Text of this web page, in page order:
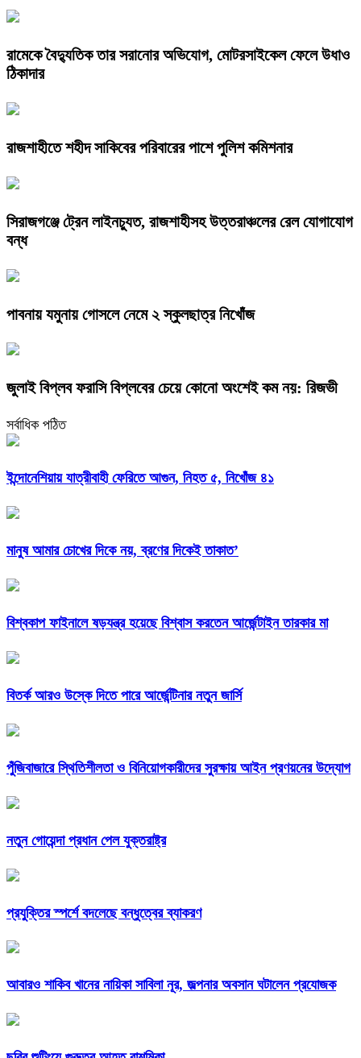
রামেকে বৈদ্যুতিক তার সরানোর অভিযোগ, মোটরসাইকেল ফেলে উধাও
ঠিকাদার
রাজশাহীতে শহীদ সাকিবের পরিবারের পাশে পুলিশ কমিশনার
সিরাজগঞ্জে ট্রেন লাইনচ্যুত, রাজশাহীসহ উত্তরাঞ্চলের রেল যোগাযোগ
বন্ধ
পাবনায় যমুনায় গোসলে নেমে ২ স্কুলছাত্র নিখোঁজ
জুলাই বিপ্লব ফরাসি বিপ্লবের চেয়ে কোনো অংশেই কম নয়: রিজভী
সর্বাধিক পঠিত
ইন্দোনেশিয়ায় যাত্রীবাহী ফেরিতে আগুন, নিহত ৫, নিখোঁজ ৪১
মানুষ আমার চোখের দিকে নয়, ব্রণের দিকেই তাকাত’
বিশ্বকাপ ফাইনালে ষড়যন্ত্র হয়েছে বিশ্বাস করতেন আর্জেন্টাইন তারকার মা
বিতর্ক আরও উস্কে দিতে পারে আর্জেন্টিনার নতুন জার্সি
পুঁজিবাজারে স্থিতিশীলতা ও বিনিয়োগকারীদের সুরক্ষায় আইন প্রণয়নের উদ্যোগ
নতুন গোয়েন্দা প্রধান পেল যুক্তরাষ্ট্র
প্রযুক্তির স্পর্শে বদলেছে বন্ধুত্বের ব্যাকরণ
আবারও শাকিব খানের নায়িকা সাবিলা নূর, জল্পনার অবসান ঘটালেন প্রযোজক